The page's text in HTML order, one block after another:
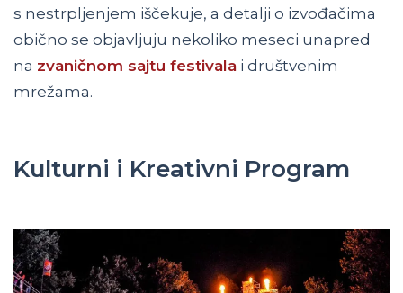
s nestrpljenjem iščekuje, a detalji o izvođačima
obično se objavljuju nekoliko meseci unapred
na zvaničnom sajtu festivala i društvenim
mrežama.
Kulturni i Kreativni Program